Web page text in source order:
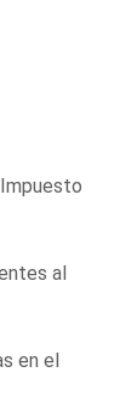
al
en el